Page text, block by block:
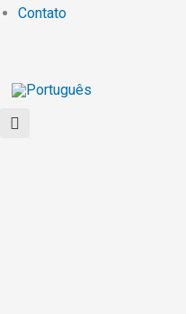
Contato